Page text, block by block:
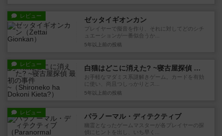
レビュー ゼッタイギオンカン
プレイヤーで擬音を作り、それに対してどのシチ
ュエーションが一番似合うか...
5年以上前 の投稿
レビュー 白猫はどこに消えた? ~寝古屋探偵 最初の事件~
お手軽なマダミス系謎解きゲーム。カードを有効
に使い、尚且つしっかりとス...
5年以上前 の投稿
レビュー パラノーマル・ディテクティブ
幽霊となったゲームマスターが各プレイヤーの探
偵にヒントを出し、いち早く...